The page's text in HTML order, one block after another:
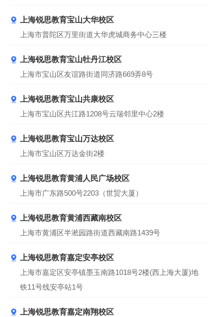
上海锐思教育宝山大华校区
上海市普陀区万里街道大华虎城商务中心三楼
上海锐思教育宝山牡丹江校区
上海市宝山区友谊路街道同济路669弄8号
上海锐思教育宝山共康校区
上海市宝山区共江路1208号云瑞邻里中心2楼
上海锐思教育宝山万达校区
上海市宝山区万达金街2楼
上海锐思教育黄浦人民广场校区
上海市广东路500号2203（世贸大厦）
上海锐思教育黄浦西藏南校区
上海市黄浦区半淞园路街道西藏南路1439号
上海锐思教育嘉定安亭校区
上海市嘉定区安亭镇墨玉南路1018号2楼(西上海大厦)地
铁11号线安亭站1号
上海锐思教育嘉定南翔校区